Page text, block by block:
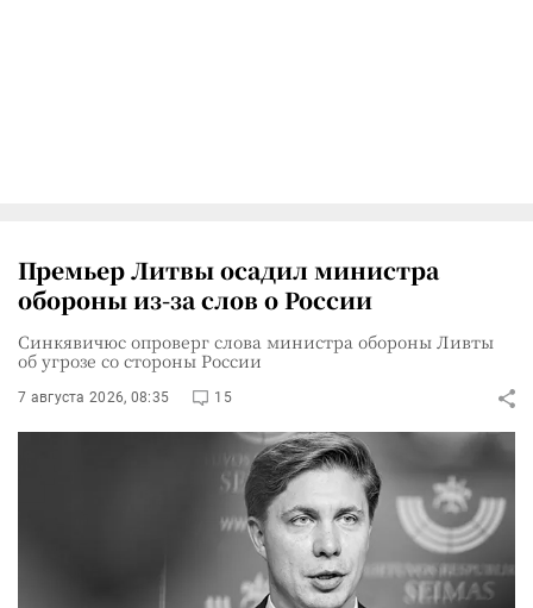
Премьер Литвы осадил министра
обороны из-за слов о России
Синкявичюс опроверг слова министра обороны Ливты
об угрозе со стороны России
7 августа 2026, 08:35 15